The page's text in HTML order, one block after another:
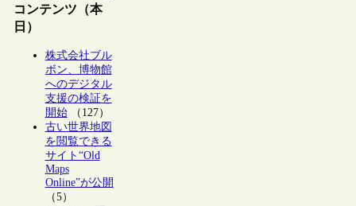
コンテンツ（本
日）
株式会社ブル
ボン、博物館
へのデジタル
支援の検証を
開始（127）
古い世界地図
を閲覧できる
サイト“Old
Maps
Online”が公開
（5）